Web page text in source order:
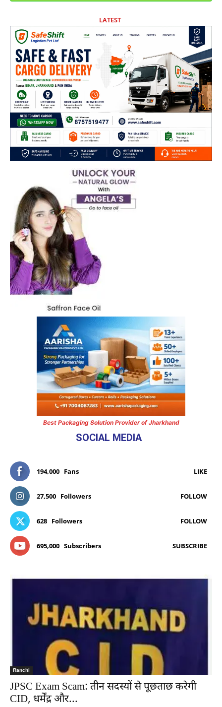
LATEST
Best Packaging Solution Provider of Jharkhand
SOCIAL MEDIA
194,000 Fans LIKE
27,500 Followers FOLLOW
628 Followers FOLLOW
695,000 Subscribers SUBSCRIBE
Ranchi
JPSC Exam Scam: तीन सदस्यों से पूछताछ करेगी
CID, धर्मेंद्र और...